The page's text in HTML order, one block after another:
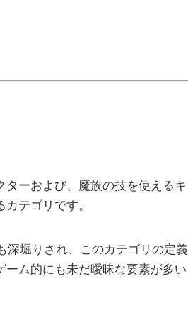
ーおよび、魔族の技を使えるキ
テゴリです。
深堀りされ、このカテゴリの定義
ム的にも未だ曖昧な要素が多い